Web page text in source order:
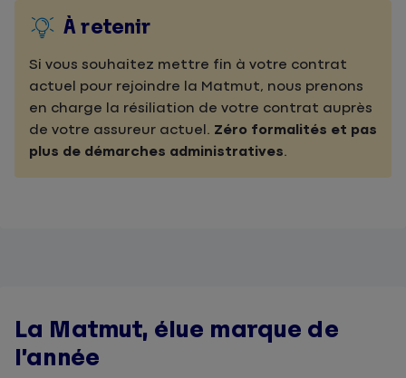
À retenir
Si vous souhaitez mettre fin à votre contrat
actuel pour rejoindre la Matmut, nous prenons
en charge la résiliation de votre contrat auprès
de votre assureur actuel. Zéro formalités et pas
plus de démarches administratives.
La Matmut, élue marque de
l’année